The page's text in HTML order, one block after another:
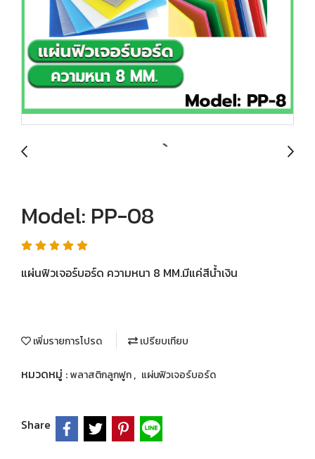
Model: PP-08
แผ่นฟิวเจอร์บอร์ด ความหนา 8 MM.มีแค่สีน้ำเงิน
เพิ่มรายการโปรด เปรียบเทียบ
หมวดหมู่ :พลาสติกลูกฟูก, แผ่นฟิวเจอร์บอร์ด
Share